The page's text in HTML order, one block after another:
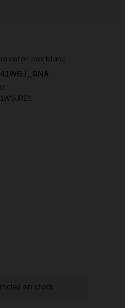
coton noir blanc
en stock